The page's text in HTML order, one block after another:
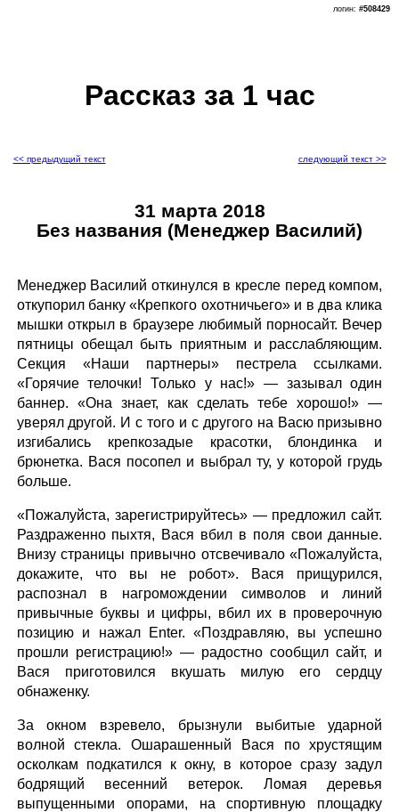
Рассказ за 1 час
логин: #508429
<< предыдущий текст следующий текст >>
31 марта 2018
Без названия (Менеджер Василий)
Менеджер Василий откинулся в кресле перед компом,
откупорил банку «Крепкого охотничьего» и в два клика
мышки открыл в браузере любимый порносайт. Вечер
пятницы обещал быть приятным и расслабляющим.
Секция «Наши партнеры» пестрела ссылками.
«Горячие телочки! Только у нас!» — зазывал один
баннер. «Она знает, как сделать тебе хорошо!» —
уверял другой. И с того и с другого на Васю призывно
изгибались крепкозадые красотки, блондинка и
брюнетка. Вася посопел и выбрал ту, у которой грудь
больше.
«Пожалуйста, зарегистрируйтесь» — предложил сайт.
Раздраженно пыхтя, Вася вбил в поля свои данные.
Внизу страницы привычно отсвечивало «Пожалуйста,
докажите, что вы не робот». Вася прищурился,
распознал в нагромождении символов и линий
привычные буквы и цифры, вбил их в проверочную
позицию и нажал Enter. «Поздравляю, вы успешно
прошли регистрацию!» — радостно сообщил сайт, и
Вася приготовился вкушать милую его сердцу
обнаженку.
За окном взревело, брызнули выбитые ударной
волной стекла. Ошарашенный Вася по хрустящим
осколкам подкатился к окну, в которое сразу задул
бодрящий весенний ветерок. Ломая деревья
выпущенными опорами, на спортивную площадку